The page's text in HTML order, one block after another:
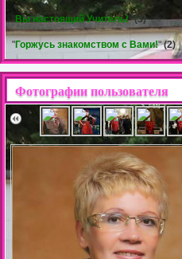
"Вы настоящий Учитель!"(3)
"Горжусь знакомством с Вами!"(2)
Фотографии пользователя